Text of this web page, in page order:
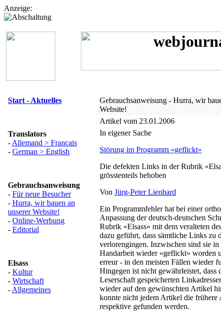
Anzeige:
Start - Aktuelles
Translators
- Allemand > Français
- German > English
Gebrauchsanweisung
- Für neue Besucher
- Hurra, wir bauen an
unserer Website!
- Online-Werbung
- Editorial
Elsass
- Kultur
- Wirtschaft
- Allgemeines
Gebrauchsanweisung - Hurra, wir
Website!
Artikel vom 23.01.2006
In eigener Sache
Störung im Programm «geflickt»
Die defekten Links in der Rubrik
grösstenteils behoben
Von Jürg-Peter Lienhard
Ein Programmfehler hat bei einer
Anpassung der deutsch-deutschen
Rubrik «Elsass» mit dem veralteten
dazu geführt, dass sämtliche Links zu
verlorengingen. Inzwischen sind sie in
Handarbeit wieder «geflickt» worden
erreur - in den meisten Fällen wieder
Hingegen ist nicht gewährleistet, dass
Leserschaft gespeicherten
wieder auf den gewünschten Artikel
konnte nicht jedem Artikel die frühere
respektive gefunden werden.